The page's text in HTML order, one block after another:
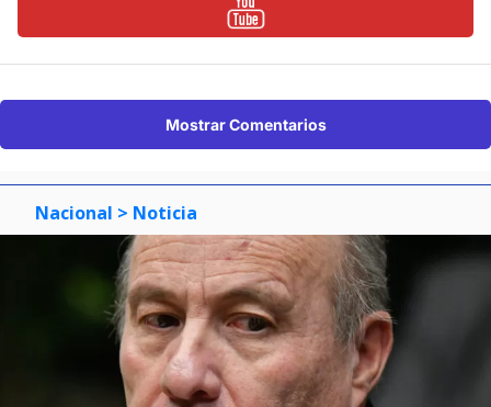
Mostrar Comentarios
Nacional > Noticia